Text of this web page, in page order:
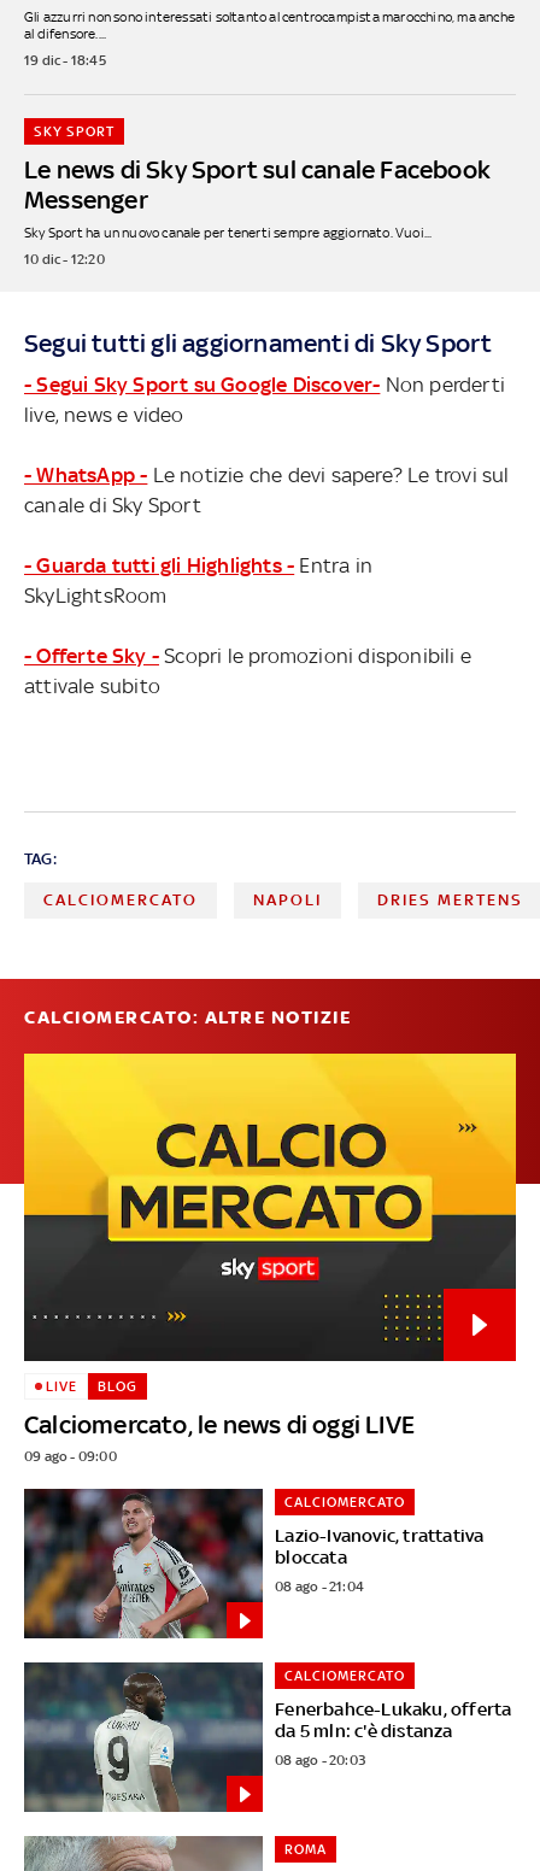
Gli azzurri non sono interessati soltanto al centrocampista marocchino, ma anche
al difensore....
19 dic - 18:45
Le news di Sky Sport sul canale Facebook
Messenger
SKY SPORT
Sky Sport ha un nuovo canale per tenerti sempre aggiornato. Vuoi...
10 dic - 12:20
Segui tutti gli aggiornamenti di Sky Sport
- Segui Sky Sport su Google Discover- Non perderti
live, news e video
- WhatsApp - Le notizie che devi sapere? Le trovi sul
canale di Sky Sport
- Guarda tutti gli Highlights - Entra in
SkyLightsRoom
- Offerte Sky - Scopri le promozioni disponibili e
attivale subito
TAG:
CALCIOMERCATO NAPOLI DRIES MERTENS
CALCIOMERCATO: ALTRE NOTIZIE
Calciomercato, le news di oggi LIVE
LIVE BLOG
09 ago - 09:00
Lazio-Ivanovic, trattativa
bloccata
CALCIOMERCATO
08 ago - 21:04
Fenerbahce-Lukaku, offerta
da 5 mln: c'è distanza
CALCIOMERCATO
08 ago - 20:03
ROMA